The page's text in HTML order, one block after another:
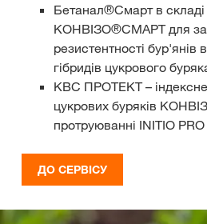
Бетанал®Cмарт в складі
КОНВІЗО®СМАРТ для
резистентності
гібридів цукрового
КВС ПРОТЕКТ – індексне
цукрових буряків
протруюванні INITIO
ДО СЕРВІСУ